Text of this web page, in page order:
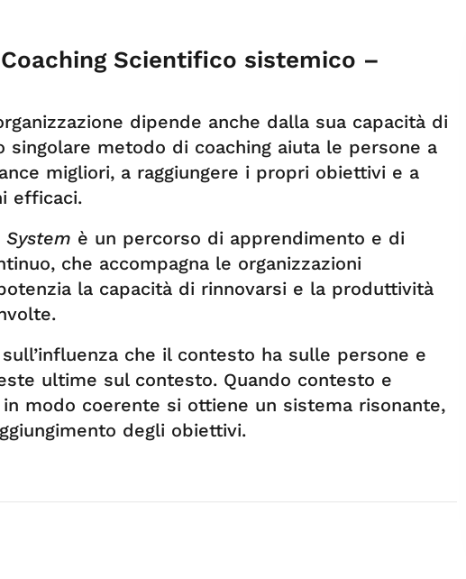
Scientifico sistemico –
dipende anche dalla sua capacità di
singolare metodo di coaching aiuta le persone a
migliori, a raggiungere i propri obiettivi e a
efficaci.
System è un percorso di apprendimento e di
che accompagna le organizzazioni
la capacità di rinnovarsi e la produttività
che il contesto ha sulle persone e
ultime sul contesto. Quando contesto e
modo coerente si ottiene un sistema risonante,
degli obiettivi.